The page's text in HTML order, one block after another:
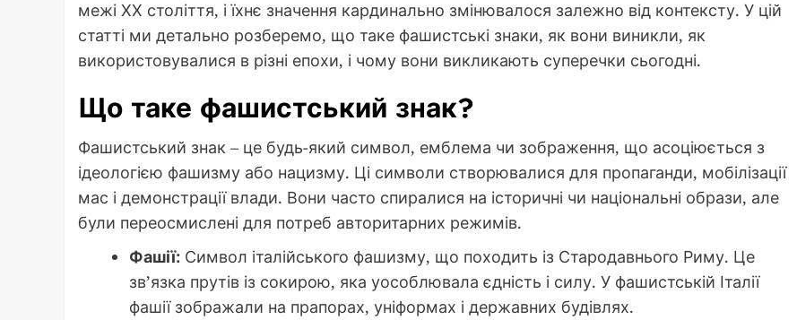
межі ХХ століття, і їхнє значення кардинально змінювалося залежно від контексту. У цій
статті ми детально розберемо, що таке фашистські знаки, як вони виникли, як
використовувалися в різні епохи, і чому вони викликають суперечки сьогодні.
Що таке фашистський знак?
Фашистський знак – це будь-який символ, емблема чи зображення, що асоціюється з
ідеологією фашизму або нацизму. Ці символи створювалися для пропаганди, мобілізації
мас і демонстрації влади. Вони часто спиралися на історичні чи національні образи, але
були переосмислені для потреб авторитарних режимів.
Фашії: Символ італійського фашизму, що походить із Стародавнього Риму. Це
зв’язка прутів із сокирою, яка уособлювала єдність і силу. У фашистській Італії
фашії зображали на прапорах, уніформах і державних будівлях.